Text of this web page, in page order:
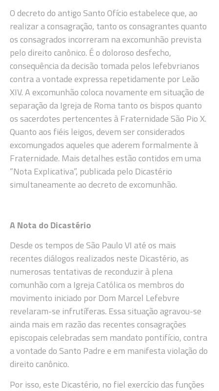
O decreto do antigo Santo Ofício estabelece que, ao
realizar a consagração, tanto os consagrantes quanto
os consagrados incorreram na excomunhão prevista
pelo direito canônico. É o doloroso desfecho,
consequência da decisão tomada pelos lefebvrianos
contra a vontade expressa repetidamente por Leão
XIV. A excomunhão coloca novamente em situação de
separação da Igreja de Roma tanto os bispos quanto
os sacerdotes pertencentes à Fraternidade São Pio X.
Quanto aos fiéis leigos, devem ser considerados
excomungados aqueles que aderem formalmente à
Fraternidade. Mais detalhes estão contidos em uma
“Nota Explicativa”, publicada pelo Dicastério
simultaneamente ao decreto de excomunhão.
A Nota do Dicastério
Desde os tempos de São Paulo VI até os mais
recentes diálogos realizados neste Dicastério, as
numerosas tentativas de reconduzir à plena
comunhão com a Igreja Católica os membros do
movimento iniciado por Dom Marcel Lefebvre
revelaram-se infrutíferas. Essa situação agravou-se
ainda mais em razão das recentes consagrações
episcopais celebradas sem mandato pontifício, contra
a vontade do Santo Padre e em manifesta violação do
direito canônico.
Por isso, este Dicastério, no fiel exercício das funções